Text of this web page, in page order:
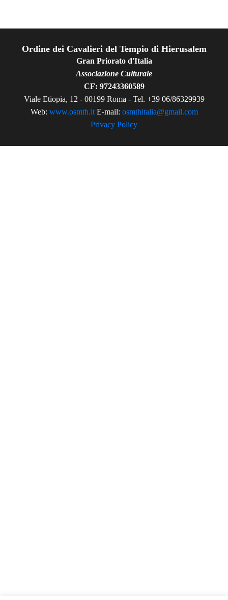
Ordine dei Cavalieri del Tempio di Hierusalem
Gran Priorato d'Italia
Associazione Culturale
CF: 97243360589
Viale Etiopia, 12 - 00199 Roma - Tel. +39 06/86329939
Web: www.osmth.itE-mail: osmthitalia@gmail.com
Privacy Policy